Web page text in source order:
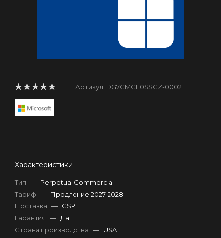
Артикул: DG7GMGF0SSGZ-0002
Характеристики
Тип — Perpetual Commercial
Тариф — Продление 2027-2028
Поставка — CSP
Гарантия — Да
Страна производства — USA